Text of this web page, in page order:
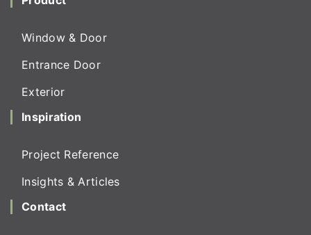
Window & Door
Entrance Door
Exterior
Inspiration
Project Reference
Insights & Articles
Contact